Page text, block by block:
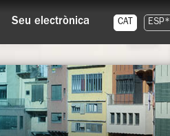
Seu electrònica CAT ESP*